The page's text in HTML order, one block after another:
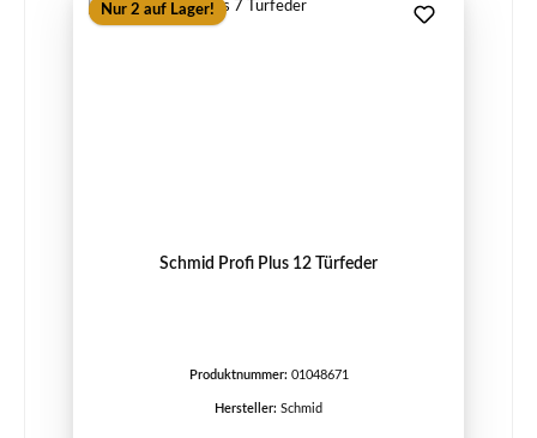
Nur 2 auf Lager!
Schmid Profi Plus 12 Türfeder
Produktnummer: 01048671
Hersteller: Schmid